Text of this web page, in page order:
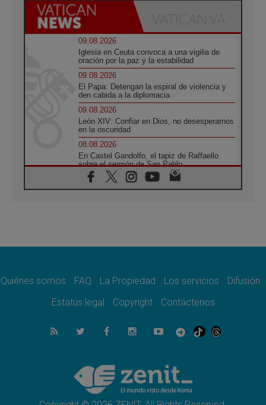
09.08.2026
Iglesia en Ceuta convoca a una vigilia de
oración por la paz y la estabilidad
09.08.2026
El Papa: Detengan la espiral de violencia y
den cabida a la diplomacia
09.08.2026
León XIV: Confiar en Dios, no desesperarnos
en la oscuridad
08.08.2026
En Castel Gandolfo, el tapiz de Raffaello
sobre el sermón de San Pablo
08.08.2026
En Colombia, «la paz no se compra con una
08.08.2026
08.08.2026
del Buen Consejo de Genazzano
Filipinas: el Vicariato Apostólico de Calapán
se convierte en diócesis
Honduras: Los desplazados invisibles de una
crisis olvidada
Quiénes somos FAQ La Propiedad Los servicios
Difusión
Estatus legal
Copyright Contáctenos